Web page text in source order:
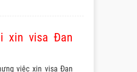
xin visa Đan
việc xin visa Đan